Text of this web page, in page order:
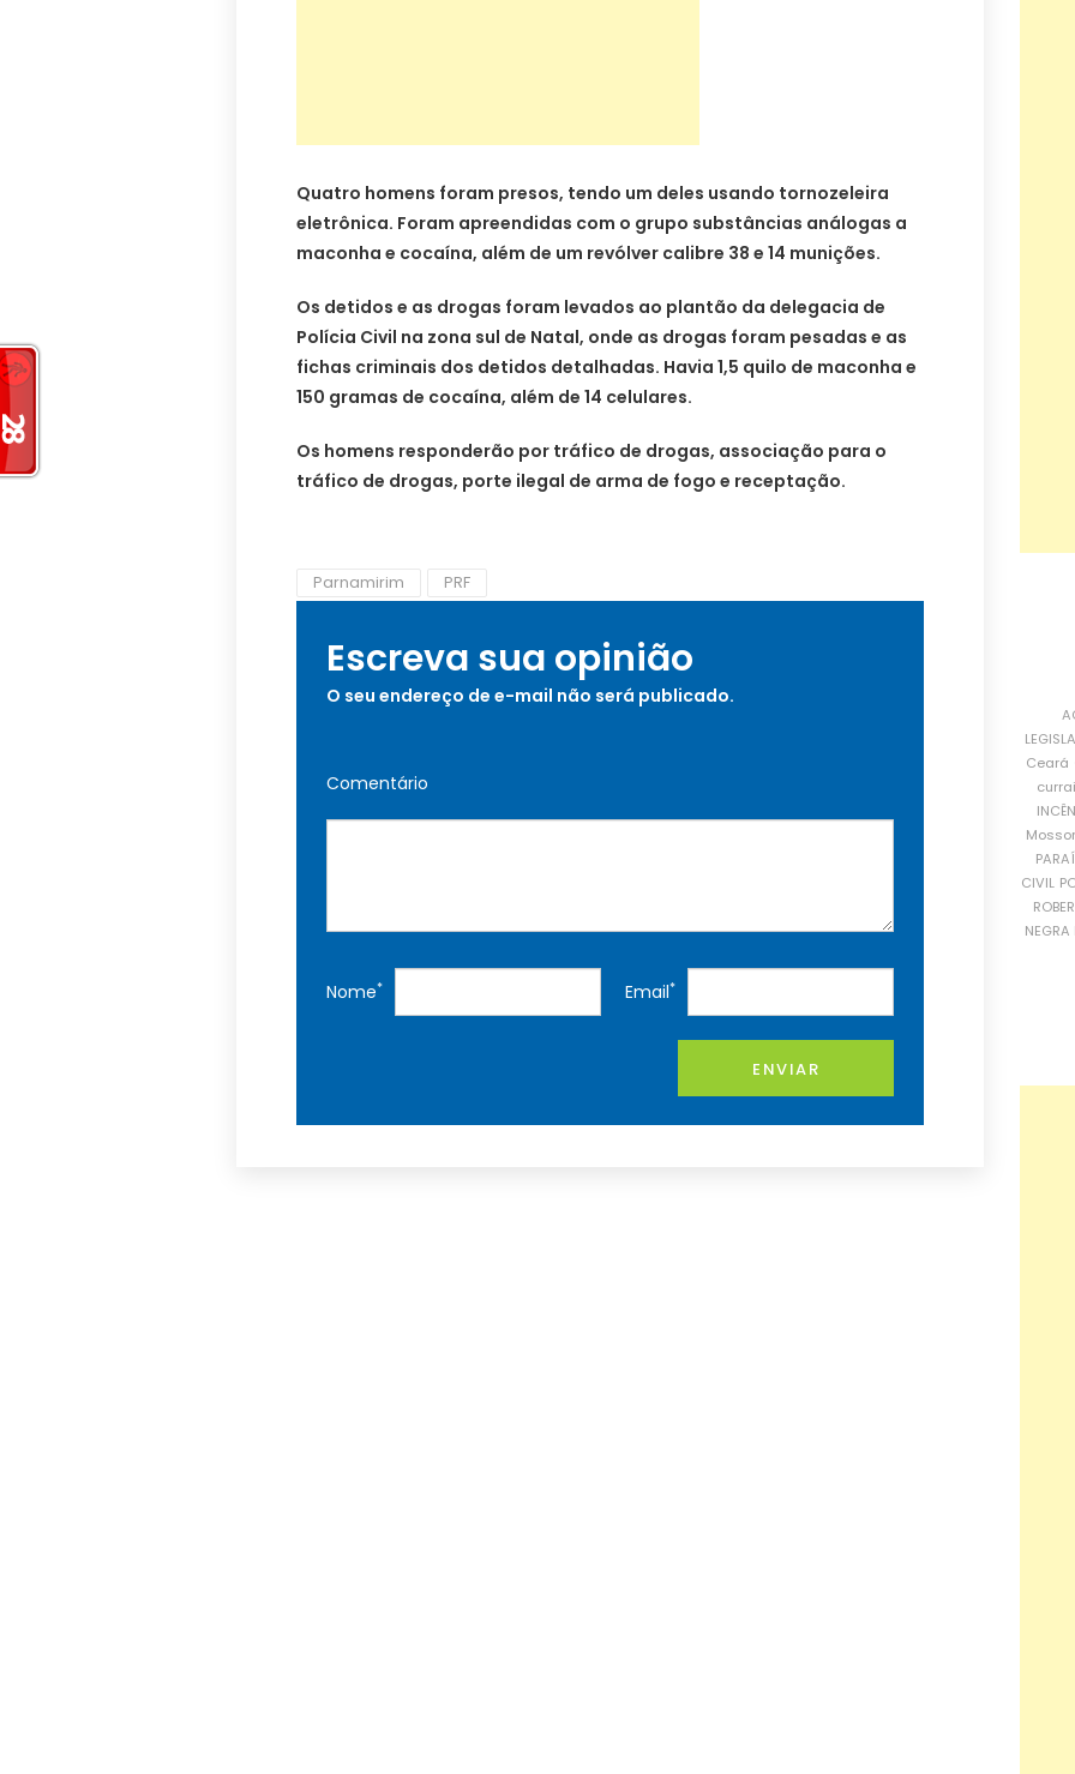
Quatro homens foram presos, tendo um deles usando tornozeleira
eletrônica. Foram apreendidas com o grupo substâncias análogas a
maconha e cocaína, além de um revólver calibre 38 e 14 munições.
Os detidos e as drogas foram levados ao plantão da delegacia de
Polícia Civil na zona sul de Natal, onde as drogas foram pesadas e as
fichas criminais dos detidos detalhadas. Havia 1,5 quilo de maconha e
150 gramas de cocaína, além de 14 celulares.
Os homens responderão por tráfico de drogas, associação para o
tráfico de drogas, porte ilegal de arma de fogo e receptação.
Parnamirim PRF
Escreva sua opinião
O seu endereço de e-mail não será publicado.
Comentário
Nome* Email*
ENVIAR
Ceará
CIVIL
NEGRA